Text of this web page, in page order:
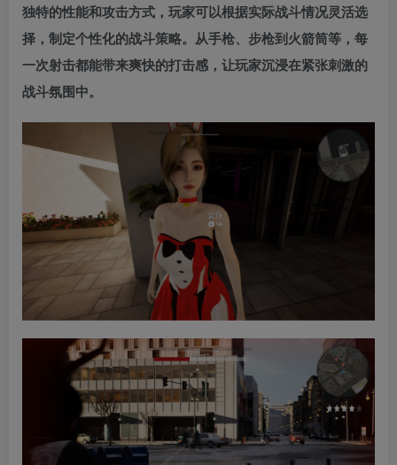
独特的性能和攻击方式，玩家可以根据实际战斗情况灵活选
择，制定个性化的战斗策略。从手枪、步枪到火箭筒等，每
一次射击都能带来爽快的打击感，让玩家沉浸在紧张刺激的
战斗氛围中。